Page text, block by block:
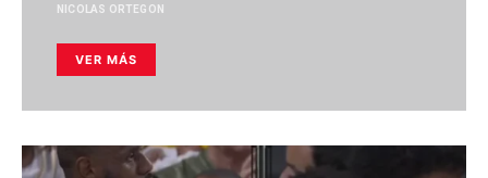
NICOLAS ORTEGON
VER MÁS